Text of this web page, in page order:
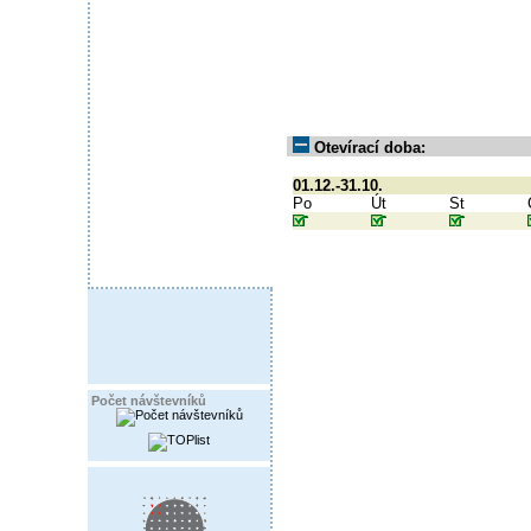
Počet návštevníků
Otevírací doba:
01.12.-31.10.
Po
Út St